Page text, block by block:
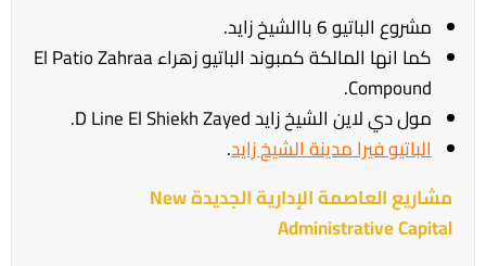
مشروع الباتيو 6 باالشيخ زايد.
كما انها المالكة كمبوند الباتيو زهراء El Patio Zahraa
Compound.
مول دي لاين الشيخ زايد D Line El Shiekh Zayed.
الباتيو فيرا مدينة الشيخ زايد.
مشاريع العاصمة الإدارية الجديدة New
Administrative Capital